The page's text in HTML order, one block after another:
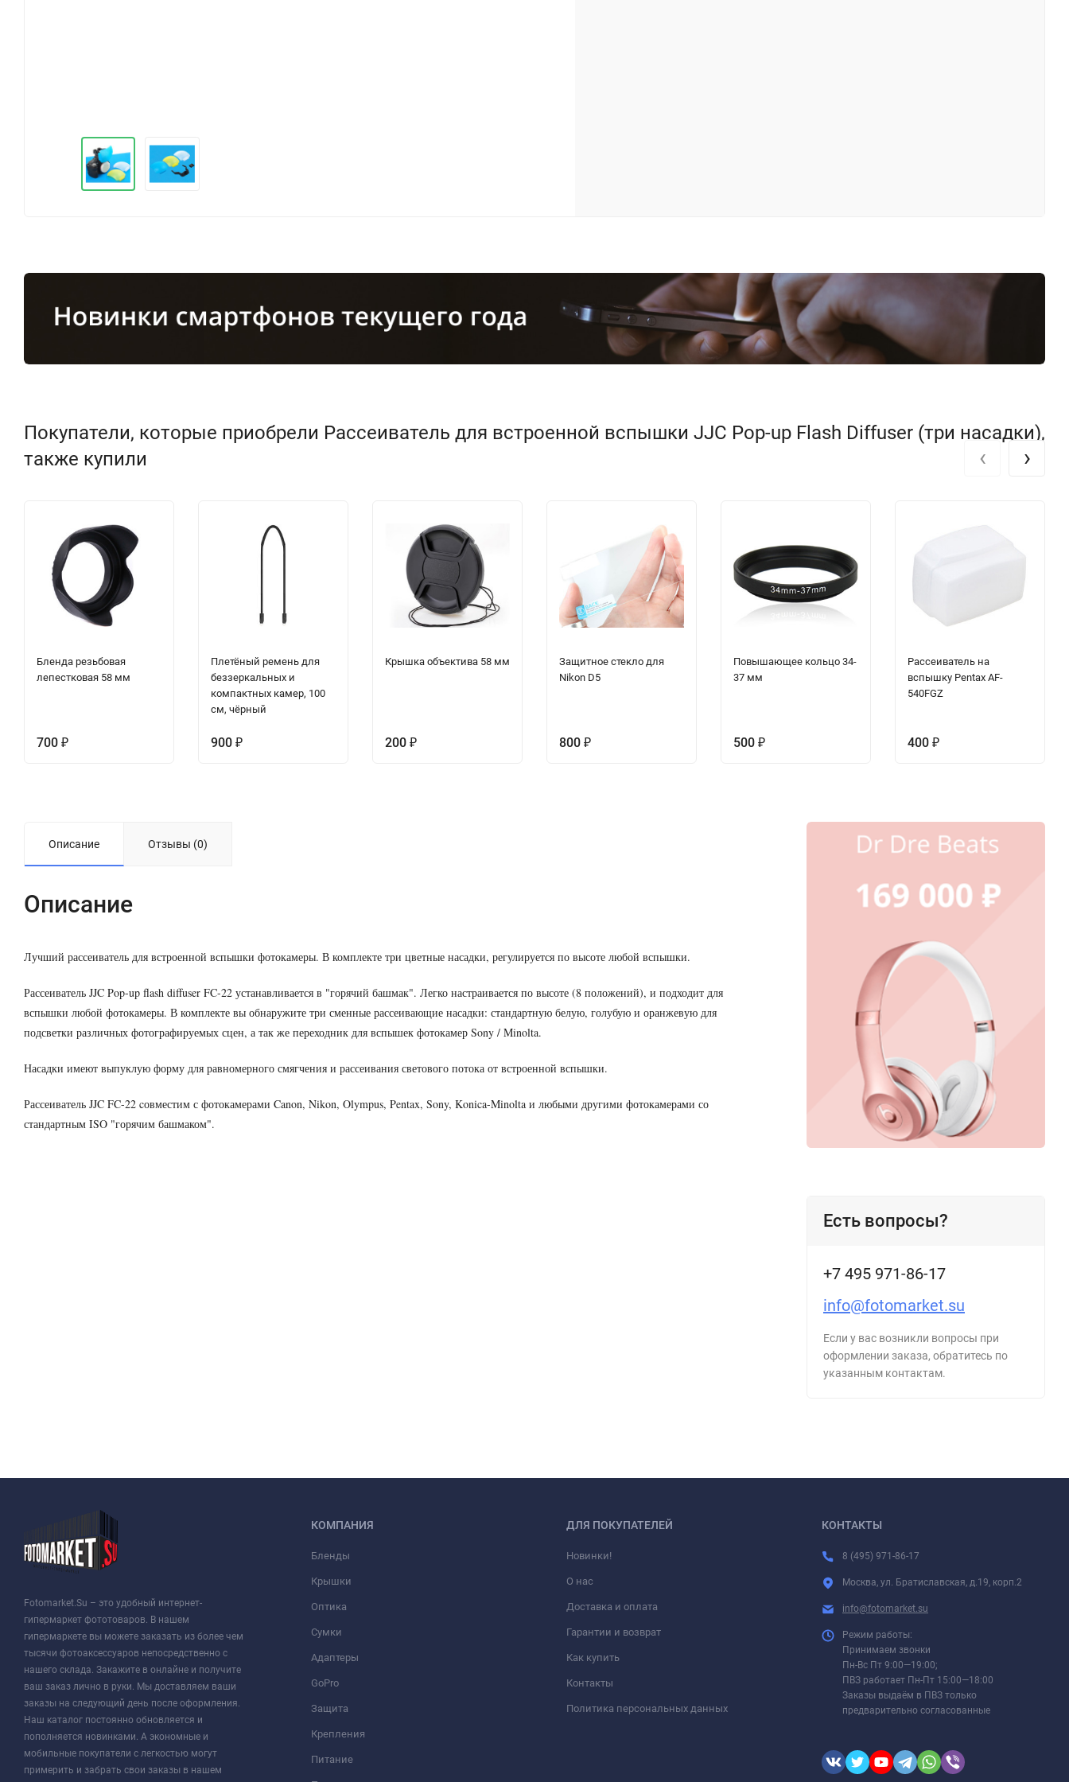
Покупатели, которые приобрели Рассеиватель для встроенной вспышки JJC Pop-up Flash Diffuser (три насадки),
также купили
Бленда резьбовая
лепестковая 58 мм
700 ₽
Плетёный ремень для
беззеркальных и
компактных камер, 100
см, чёрный
900 ₽
Крышка объектива 58 мм
200 ₽
Защитное стекло для
Nikon D5
800 ₽
Повышающее кольцо 34-
37 мм
500 ₽
Рассеиватель на
вспышку Pentax AF-
540FGZ
400 ₽
‹ ›
Описание Отзывы (0)
Описание
Лучший рассеиватель для встроенной вспышки фотокамеры. В комплекте три цветные насадки, регулируется по высоте любой вспышки.
Рассеиватель JJC Pop-up flash diffuser FC-22 устанавливается в "горячий башмак". Легко настраивается по высоте (8 положений), и подходит для
вспышки любой фотокамеры. В комплекте вы обнаружите три сменные рассеивающие насадки: стандартную белую, голубую и оранжевую для
подсветки различных фотографируемых сцен, а так же переходник для вспышек фотокамер Sony / Minolta.
Насадки имеют выпуклую форму для равномерного смягчения и рассеивания светового потока от встроенной вспышки.
Рассеиватель JJC FC-22 cовместим с фотокамерами Canon, Nikon, Olympus, Pentax, Sony, Konica-Minolta и любыми другими фотокамерами со
стандартным ISO "горячим башмаком".
Есть вопросы?
+7 495 971-86-17
info@fotomarket.su
Если у вас возникли вопросы при
оформлении заказа, обратитесь по
указанным контактам.
Fotomarket.Su – это удобный интернет-
гипермаркет фототоваров. В нашем
гипермаркете вы можете заказать из более чем
тысячи фотоаксессуаров непосредственно с
нашего склада. Закажите в онлайне и получите
ваш заказ лично в руки. Мы доставляем ваши
заказы на следующий день после оформления.
Наш каталог постоянно обновляется и
пополняется новинками. А экономные и
мобильные покупатели с легкостью могут
примерить и забрать свои заказы в нашем
КОМПАНИЯ
Бленды
Крышки
Оптика
Сумки
Адаптеры
GoPro
Защита
Крепления
Питание
ДЛЯ ПОКУПАТЕЛЕЙ
Новинки!
О нас
Доставка и оплата
Гарантии и возврат
Как купить
Контакты
Политика персональных данных
КОНТАКТЫ
8 (495) 971-86-17
Москва, ул. Братиславская, д.19, корп.2
info@fotomarket.su
Режим работы:
Принимаем звонки
Пн-Вс Пт 9:00—19:00;
ПВЗ работает Пн-Пт 15:00—18:00
Заказы выдаём в ПВЗ только
предварительно согласованные